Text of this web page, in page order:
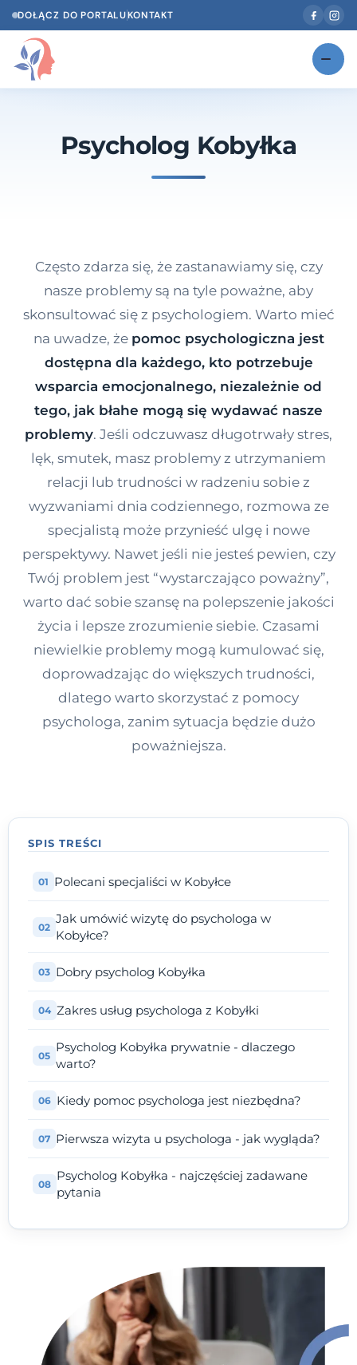
DOŁĄCZ DO PORTALUKONTAKT
NOWOŚĆ
Dawka wiedzy
Kontakt
Dołącz do portalu
Psycholog Kobyłka
Często zdarza się, że zastanawiamy się, czy
nasze problemy są na tyle poważne, aby
skonsultować się z psychologiem. Warto mieć
na uwadze, że pomoc psychologiczna jest
dostępna dla każdego, kto potrzebuje
wsparcia emocjonalnego, niezależnie od
tego, jak błahe mogą się wydawać nasze
problemy. Jeśli odczuwasz długotrwały stres,
lęk, smutek, masz problemy z utrzymaniem
relacji lub trudności w radzeniu sobie z
wyzwaniami dnia codziennego, rozmowa ze
specjalistą może przynieść ulgę i nowe
perspektywy. Nawet jeśli nie jesteś pewien, czy
Twój problem jest “wystarczająco poważny”,
warto dać sobie szansę na polepszenie jakości
życia i lepsze zrozumienie siebie. Czasami
niewielkie problemy mogą kumulować się,
doprowadzając do większych trudności,
dlatego warto skorzystać z pomocy
psychologa, zanim sytuacja będzie dużo
poważniejsza.
SPIS TREŚCI
Polecani specjaliści w Kobyłce
Jak umówić wizytę do psychologa w
Kobyłce?
Dobry psycholog Kobyłka
Zakres usług psychologa z Kobyłki
Psycholog Kobyłka prywatnie - dlaczego
warto?
Kiedy pomoc psychologa jest niezbędna?
Pierwsza wizyta u psychologa - jak wygląda?
Psycholog Kobyłka - najczęściej zadawane
pytania